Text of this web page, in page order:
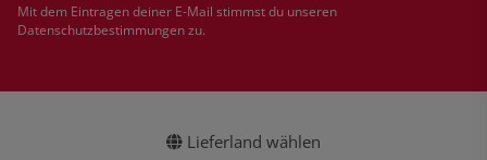
Mit dem Eintragen deiner E-Mail stimmst du unseren
Datenschutzbestimmungenzu.
Lieferland wählen